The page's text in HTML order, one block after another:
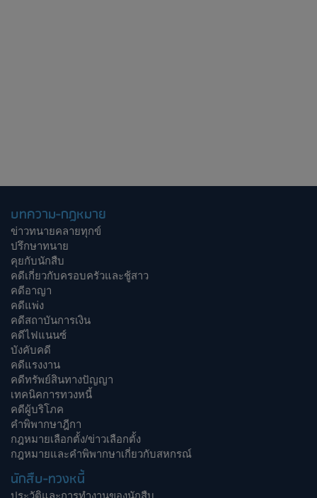
บทความ-กฎหมาย
ข่าวทนายคลายทุกข์
ปรึกษาทนาย
คุยกับนักสืบ
คดีเกี่ยวกับครอบครัวและชู้สาว
คดีอาญา
คดีแพ่ง
คดีสถาบันการเงิน
คดีไฟแนนซ์
บังคับคดี
คดีแรงงาน
คดีทรัพย์สินทางปัญญา
เทคนิคการทวงหนี้
คดีผู้บริโภค
คำพิพากษาฎีกา
กฎหมายเลือกตั้ง/ข่าวเลือกตั้ง
กฎหมายและคำพิพากษาเกี่ยวกับสหกรณ์
นักสืบ-ทวงหนี้
ประวัติและการทำงานของนักสืบ